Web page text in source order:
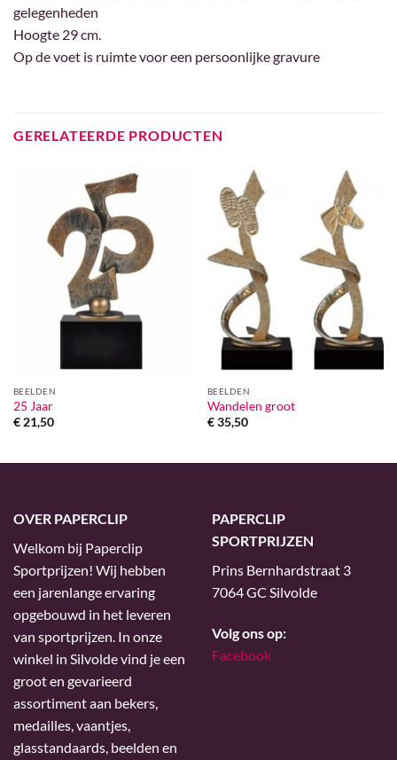
gelegenheden
Hoogte 29 cm.
Op de voet is ruimte voor een persoonlijke gravure
GERELATEERDE PRODUCTEN
BEELDEN
25 Jaar
€21,50
BEELDEN
Wandelen groot
€35,50
OVER PAPERCLIP
Welkom bij Paperclip
Sportprijzen! Wij hebben
een jarenlange ervaring
opgebouwd in het leveren
van sportprijzen. In onze
winkel in Silvolde vind je een
groot en gevarieerd
assortiment aan bekers,
medailles, vaantjes,
glasstandaards, beelden en
PAPERCLIP
SPORTPRIJZEN
Prins Bernhardstraat 3
7064 GC Silvolde
Volg ons op:
Facebook